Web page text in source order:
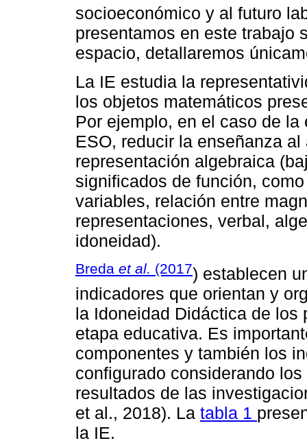
socioeconómico y al futuro
presentamos en este trabajo
espacio, detallaremos
La IE estudia la
los objetos matemáticos
Por ejemplo, en el caso de
ESO, reducir la enseñanza
representación algebraica
significados de función,
variables, relación entre
representaciones, verbal,
idoneidad).
Breda et al. (2017) establecen
indicadores que orientan y
la Idoneidad Didáctica de los
etapa educativa. Es
componentes y también los
configurado considerando
resultados de las
et al., 2018). La tabla 1
la IE.